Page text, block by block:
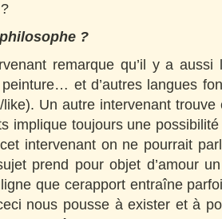
?
remarque qu’il y a aussi
et d’autres langues
like). Un autre intervenant
implique toujours une
intervenant on ne pourrait
prend pour objet d’amour
que cerapport entraîne
nous pousse à exister et à